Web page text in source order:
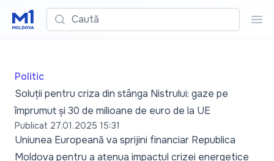
Caută
Politic
Soluții pentru criza din stânga Nistrului: gaze pe
împrumut și 30 de milioane de euro de la UE
Publicat 27.01.2025 15:31
Uniunea Europeană va sprijini financiar Republica
Moldova pentru a atenua impactul crizei energetice